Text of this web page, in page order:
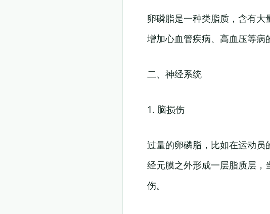
卵磷脂是一种类脂质，含有
增加心血管疾病、高血压等病
二、神经系统
1. 脑损伤
过量的卵磷脂，比如在运动
经元膜之外形成一层脂质层
伤。